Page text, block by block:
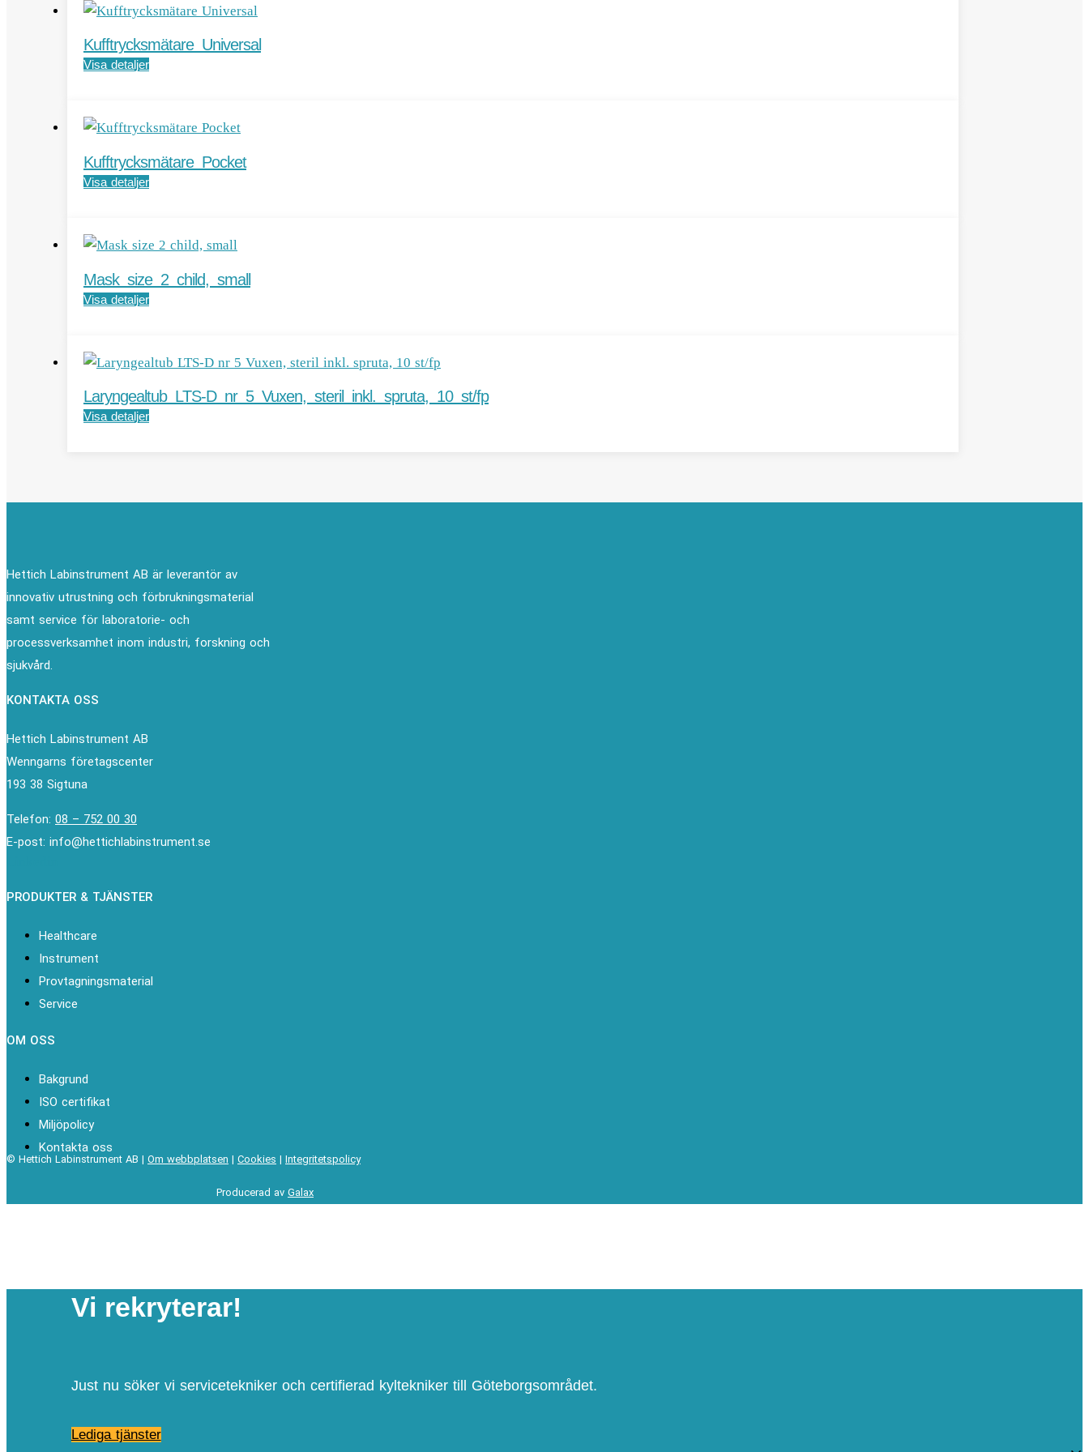
Kufftrycksmätare Universal
Visa detaljer
Kufftrycksmätare Pocket
Visa detaljer
Mask size 2 child, small
Visa detaljer
Laryngealtub LTS-D nr 5 Vuxen, steril inkl. spruta, 10 st/fp
Visa detaljer
Hettich Labinstrument AB är leverantör av
innovativ utrustning och förbrukningsmaterial
samt service för laboratorie- och
processverksamhet inom industri, forskning och
sjukvård.
KONTAKTA OSS
Hettich Labinstrument AB
Wenngarns företagscenter
193 38 Sigtuna
Telefon: 08 – 752 00 30
E-post: info@hettichlabinstrument.se
PRODUKTER & TJÄNSTER
Healthcare
Instrument
Provtagningsmaterial
Service
OM OSS
Bakgrund
ISO certifikat
Miljöpolicy
Kontakta oss
© Hettich Labinstrument AB | Om webbplatsen | Cookies | Integritetspolicy
Producerad av Galax
Vi rekryterar!
Just nu söker vi servicetekniker och certifierad kyltekniker till Göteborgsområdet.
Lediga tjänster